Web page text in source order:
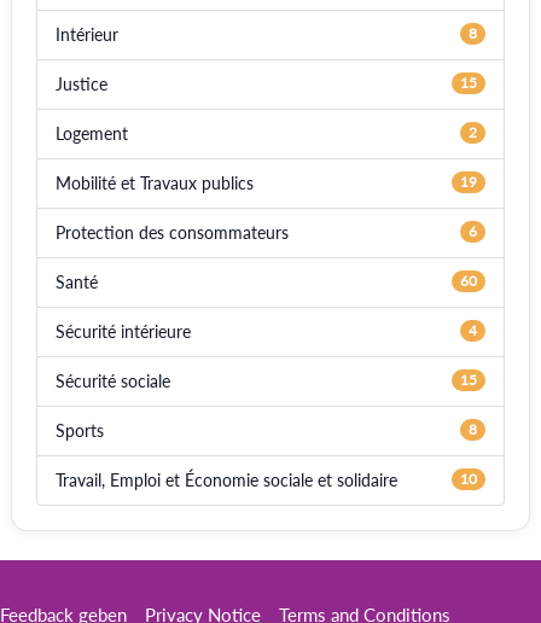
Intérieur 8
Justice 15
Logement 2
Mobilité et Travaux publics 19
Protection des consommateurs 6
Santé 60
Sécurité intérieure 4
Sécurité sociale 15
Sports 8
Travail, Emploi et Économie sociale et solidaire 10
Feedback geben Privacy Notice Terms and Conditions